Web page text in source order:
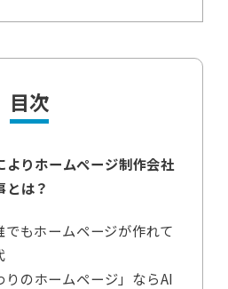
目次
よりホームページ制作会社
とは？
でもホームページが作れて
りのホームページ」ならAI